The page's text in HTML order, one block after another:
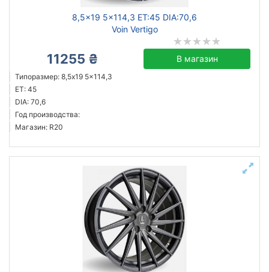
8,5x19 5x114,3 ET:45 DIA:70,6
Voin Vertigo
11255 ₴ В магазин
Типоразмер: 8,5x19 5x114,3
ET: 45
DIA: 70,6
Год производства:
Магазин: R20
до
Mak
ZF
Flow Forming